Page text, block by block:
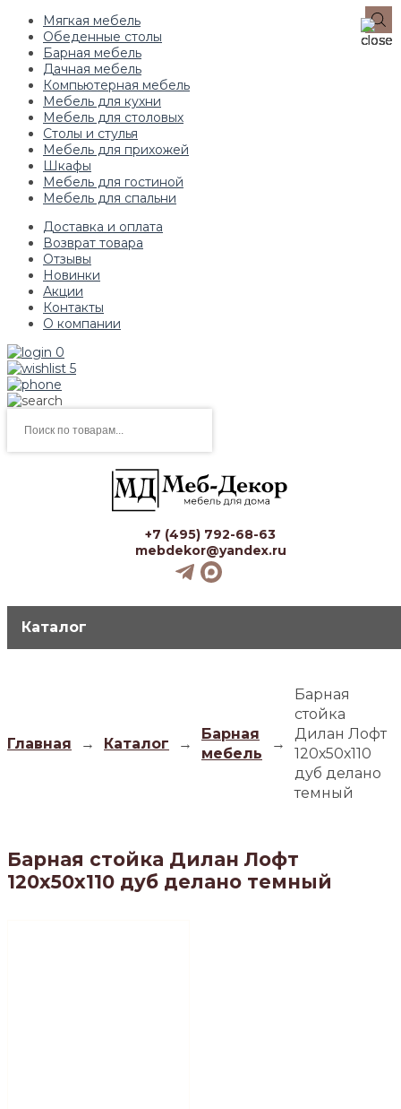
Мягкая мебель
Обеденные столы
Барная мебель
Дачная мебель
Компьютерная мебель
Мебель для кухни
Мебель для столовых
Столы и стулья
Мебель для прихожей
Шкафы
Мебель для гостиной
Мебель для спальни
Доставка и оплата
Возврат товара
Отзывы
Новинки
Акции
Контакты
О компании
0
5
товаров
+7 (495) 792-68-63
mebdekor@yandex.ru
Каталог
Главная → Каталог →
Барная
мебель
→
Барная
стойка
Дилан Лофт
120х50х110
дуб делано
темный
Барная стойка Дилан Лофт
120х50х110 дуб делано темный